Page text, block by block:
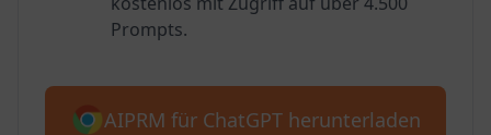
Prompts.
AIPRM für ChatGPT herunterladen